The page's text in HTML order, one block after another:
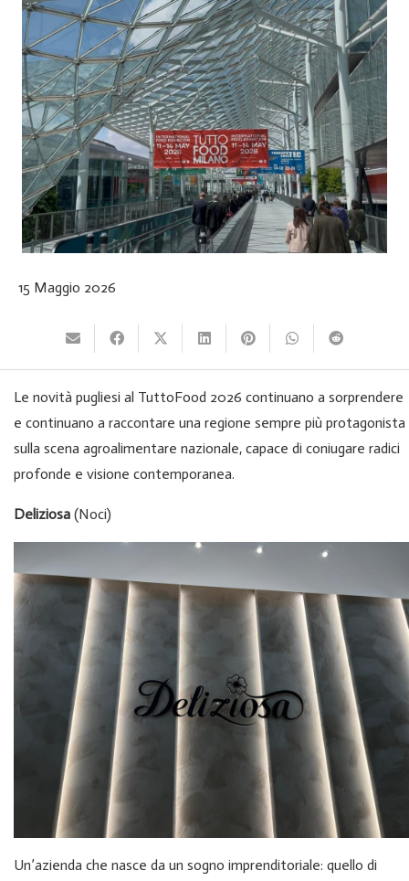
15 Maggio 2026
Le novità pugliesi al TuttoFood 2026 continuano a sorprendere
e continuano a raccontare una regione sempre più protagonista
sulla scena agroalimentare nazionale, capace di coniugare radici
profonde e visione contemporanea.
Deliziosa (Noci)
Un’azienda che nasce da un sogno imprenditoriale: quello di